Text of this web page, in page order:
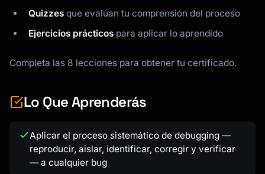
Quizzes que evalúan tu comprensión del proceso
Ejercicios prácticos para aplicar lo aprendido
Completa las 8 lecciones para obtener tu certificado.
Lo Que Aprenderás
Aplicar el proceso sistemático de debugging —
reproducir, aislar, identificar, corregir y verificar
— a cualquier bug